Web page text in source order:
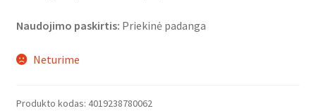
Naudojimo paskirtis: Priekinė padanga
Neturime
Produkto kodas: 4019238780062